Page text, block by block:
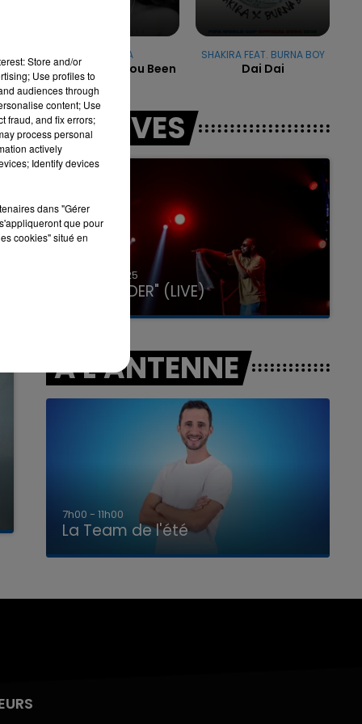
7h00 - 11h00
LA TEAM DE L'ÉTÉ
RIHANNA
Where Have You Been
SHAKIRA FEAT. BURNA BOY
Dai Dai
LES LIVES
31 janvier 2025
GIMS "SPIDER" (LIVE)
A L'ANTENNE
7h00 - 11h00
La Team de l'été
Store and/or
Use profiles to
audiences through
content; Use
fraud, and fix errors;
process personal
actively
Identify devices
dans "Gérer
que pour
cookies" situé en